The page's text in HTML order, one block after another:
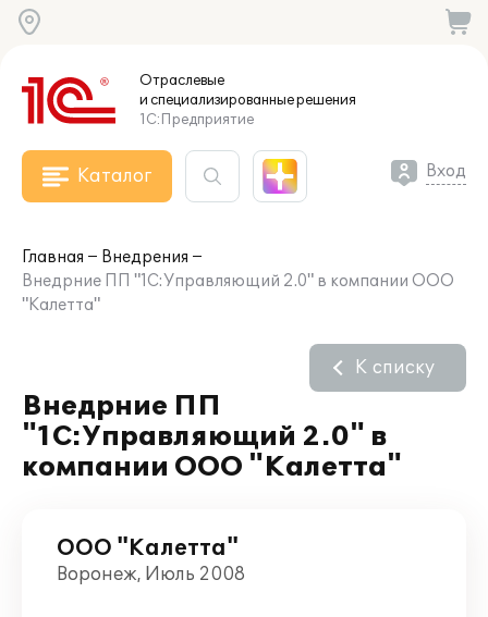
Отраслевые
и специализированныерешения
1С:Предприятие
Каталог Вход
Главная
Внедрения
Внедрние ПП "1С:Управляющий 2.0" в компании ООО
"Калетта"
Внедрние ПП
"1С:Управляющий 2.0" в
компании ООО "Калетта"
К списку
ООО "Калетта"
Воронеж, Июль 2008